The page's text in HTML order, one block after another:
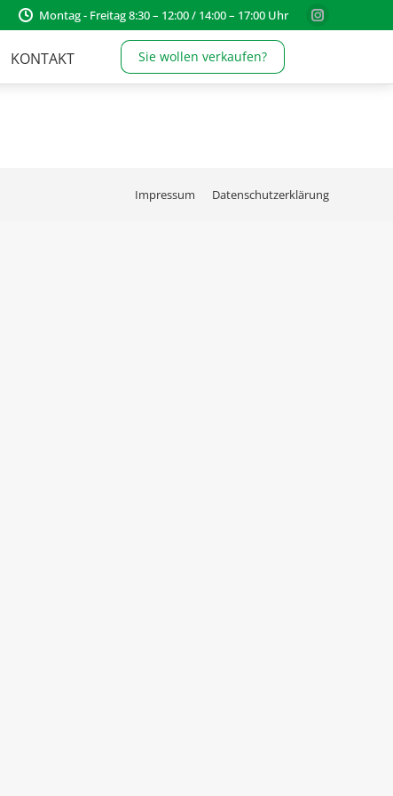
Montag - Freitag 8:30 – 12:00 / 14:00 – 17:00 Uhr
Instagram
KONTAKT Sie wollen verkaufen?
Impressum Datenschutzerklärung